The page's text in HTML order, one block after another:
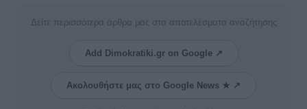
Δείτε περισσότερα άρθρα μας στα αποτελέσματα αναζήτησης
Add Dimokratiki.gr on Google ↗
Ακολουθήστε μας στο Google News ★ ↗